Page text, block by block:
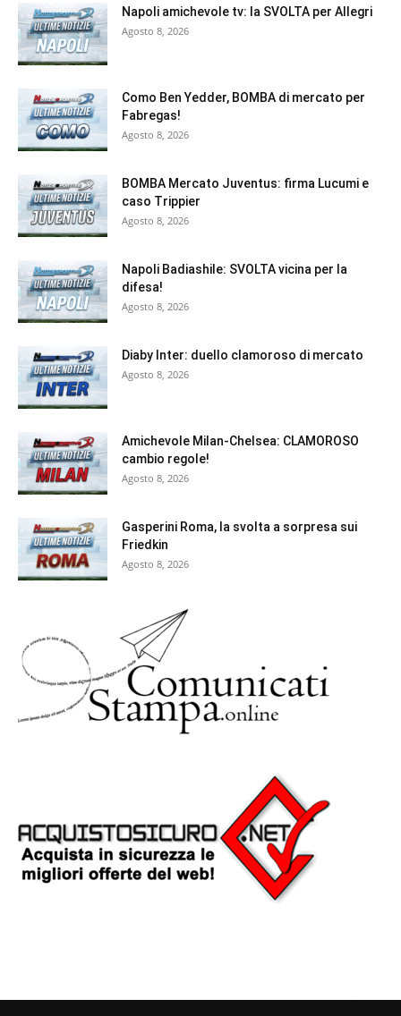
Napoli amichevole tv: la SVOLTA per Allegri
Agosto 8, 2026
Como Ben Yedder, BOMBA di mercato per
Fabregas!
Agosto 8, 2026
BOMBA Mercato Juventus: firma Lucumi e
caso Trippier
Agosto 8, 2026
Napoli Badiashile: SVOLTA vicina per la
difesa!
Agosto 8, 2026
Diaby Inter: duello clamoroso di mercato
Agosto 8, 2026
Amichevole Milan-Chelsea: CLAMOROSO
cambio regole!
Agosto 8, 2026
Gasperini Roma, la svolta a sorpresa sui
Friedkin
Agosto 8, 2026